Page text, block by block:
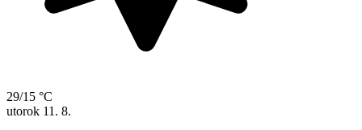
29/15 °C
utorok 11. 8.